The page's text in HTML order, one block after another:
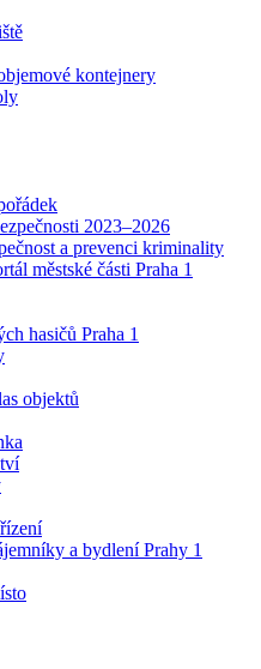
kontejnery
2023–2026
a prevenci kriminality
městské části Praha 1
hasičů Praha 1
objektů
a bydlení Prahy 1